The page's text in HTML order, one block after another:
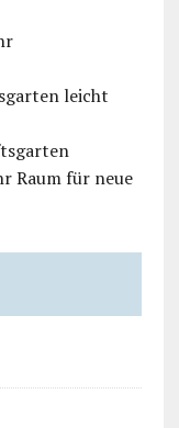
leicht
Raum für neue